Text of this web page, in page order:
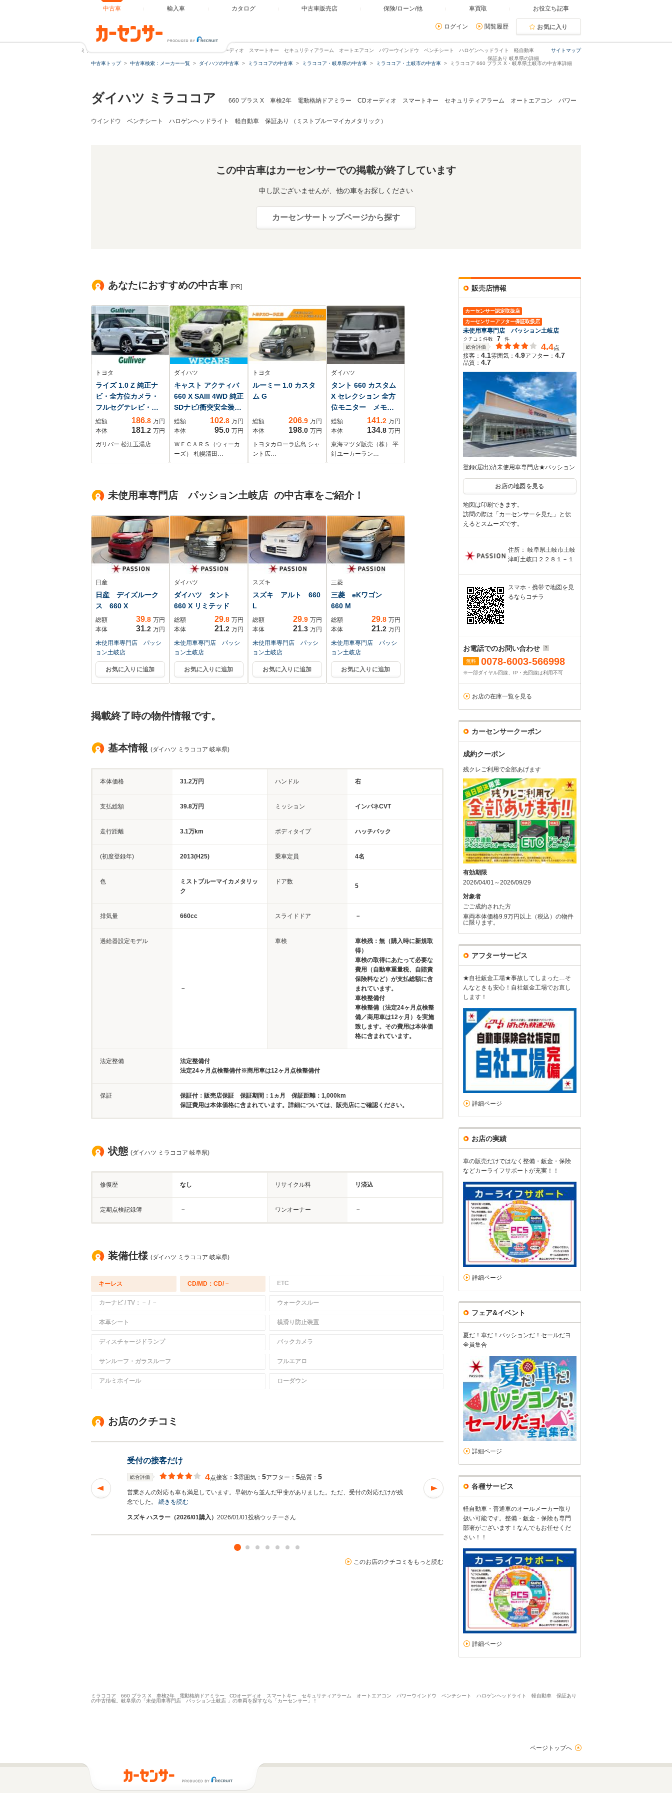
中古車 輸入車 カタログ 中古車販売店 保険/ローン/他 車買取 お役立ち記事
ログイン 閲覧履歴 お気に入り
サイトマップ
ミラココア 660 プラス X 車検2年 電動格納ドアミラー CDオーディオ スマートキー セキュリティアラーム オートエアコン パワーウインドウ ベンチシート ハロゲンヘッドライト 軽自動車
保証あり 岐阜県の詳細
中古車トップ
中古車検索：メーカー一覧 ダイハツの中古車 ミラココアの中古車 ミラココア・岐阜県の中古車 ミラココア・土岐市の中古車 ミラココア 660 プラス X・岐阜県土岐市の中古車詳細
ダイハツ ミラココア 660 プラス X 車検2年 電動格納ドアミラー CDオーディオ スマートキー セキュリティアラーム オートエアコン パワー
ウインドウ ベンチシート ハロゲンヘッドライト 軽自動車 保証あり （ミストブルーマイカメタリック）
この中古車はカーセンサーでの掲載が終了しています
申し訳ございませんが、他の車をお探しください
カーセンサートップページから探す
あなたにおすすめの中古車 [PR]
トヨタ
ライズ 1.0 Z 純正ナ
ビ・全方位カメラ・
フルセグテレビ・レ
ーダークルーズコン
トロール・レーンキ
ープアシスト・衝突
ナーセンサー・ドラ
ター・LEDヘッドラ
総額 186.8 万円
本体
181.2 万円
ガリバー 松江玉湯店
ダイハツ
キャスト アクティバ
660 X SAIII 4WD 純正
SDナビ/衝突安全装置/
車線逸脱防止支援シ
ステム/Bluetooth接
続/ETC/EBD付ABS/
横滑り防止装置/アイ
ドリングストップ/バ
運転席
総額 102.8 万円
本体
95.0 万円
ＷＥＣＡＲＳ（ウィーカ
ーズ） 札幌清田…
トヨタ
ルーミー 1.0 カスタ
ム G
総額 206.9 万円
本体
198.0 万円
トヨタカローラ広島 シャ
ント広…
ダイハツ
タント 660 カスタム
X セレクション 全方
位モニター メモリ
ーナビ
総額 141.2 万円
本体
134.8 万円
東海マツダ販売（株） 平
針ユーカーラン…
未使用車専門店 パッション土岐店 の中古車をご紹介！
日産
日産 デイズルーク
ス 660 X
総額 39.8 万円
本体
31.2 万円
未使用車専門店 パッシ
ョン土岐店
お気に入りに追加
ダイハツ
ダイハツ タント
660 X リミテッド
総額 29.8 万円
本体
21.2 万円
未使用車専門店 パッシ
ョン土岐店
お気に入りに追加
スズキ
スズキ アルト 660
L
総額 29.9 万円
本体
21.3 万円
未使用車専門店 パッシ
ョン土岐店
お気に入りに追加
三菱
三菱 eKワゴン
660 M
総額 29.8 万円
本体
21.2 万円
未使用車専門店 パッシ
ョン土岐店
お気に入りに追加
掲載終了時の物件情報です。
基本情報 (ダイハツ ミラココア 岐阜県)
本体価格 31.2万円 ハンドル 右
支払総額 39.8万円 ミッション インパネCVT
走行距離 3.1万km ボディタイプ ハッチバック
(初度登録年) 2013(H25) 乗車定員 4名
色
ミストブルーマイカメタリッ
ク
ドア数
5
排気量 660cc スライドドア －
過給器設定モデル
－
車検
車検残：無（購入時に新規取
得）
車検の取得にあたって必要な
費用（自動車重量税、自賠責
保険料など）が支払総額に含
まれています。
車検整備付
車検整備（法定24ヶ月点検整
備／商用車は12ヶ月）を実施
致します。その費用は本体価
格に含まれています。
法定整備
法定整備付
法定24ヶ月点検整備付※商用車は12ヶ月点検整備付
保証
保証付：販売店保証 保証期間：1ヵ月 保証距離：1,000km
保証費用は本体価格に含まれています。詳細については、販売店にご確認ください。
状態 (ダイハツ ミラココア 岐阜県)
修復歴 なし リサイクル料 リ済込
定期点検記録簿 － ワンオーナー －
装備仕様 (ダイハツ ミラココア 岐阜県)
キーレス CD/MD：CD/－ ETC
カーナビ / TV：－ / － ウォークスルー
本革シート 横滑り防止装置
ディスチャージドランプ バックカメラ
サンルーフ・ガラスルーフ フルエアロ
アルミホイール ローダウン
お店のクチコミ
受付の接客だけ
総合評価 4点接客： 3雰囲気： 5アフター： 5品質： 5
営業さんの対応も車も満足しています。早朝から並んだ甲斐がありました。ただ、受付の対応だけが残
念でした。 続きを読む
スズキ ハスラー（2026/01購入） 2026/01/01投稿ウッチーさん
総合評価 2点接客：
スズキ エブリイ（2025/09購入）2025/11/18投稿
このお店のクチコミをもっと読む
販売店情報
カーセンサー認定取扱店
カーセンサーアフター保証取扱店
未使用車専門店 パッション土岐店
クチコミ件数 7
件
総合評価
4.4点
接客： 4.1雰囲気： 4.9アフター： 4.7
品質： 4.7
登録(届出)済未使用車専門店★パッション
お店の地図を見る
地図は印刷できます。
訪問の際は「カーセンサーを見た」と伝
えるとスムーズです。
住所： 岐阜県土岐市土岐
津町土岐口２２８１－１
スマホ・携帯で地図を見
るならコチラ
お電話でのお問い合わせ
無料 0078-6003-566998
※一部ダイヤル回線、IP・光回線は利用不可
お店の在庫一覧を見る
カーセンサークーポン
成約クーポン
残クレご利用で全部あげます
有効期限
2026/04/01～2026/09/29
対象者
ごご成約された方
車両本体価格9.9万円以上（税込）の物件
に限ります。
アフターサービス
★自社鈑金工場★事故してしまった…そ
んなときも安心！自社鈑金工場でお直し
します！
詳細ページ
お店の実績
車の販売だけではなく整備・鈑金・保険
などカーライフサポートが充実！！
詳細ページ
フェア&イベント
夏だ！車だ！パッションだ！セールだヨ
全員集合
詳細ページ
各種サービス
軽自動車・普通車のオールメーカー取り
扱い可能です。整備・鈑金・保険も専門
部署がございます！なんでもお任せくだ
さい！！
詳細ページ
ミラココア 660 プラス X 車検2年 電動格納ドアミラー CDオーディオ スマートキー セキュリティアラーム オートエアコン パワーウインドウ ベンチシート ハロゲンヘッドライト 軽自動車 保証あり
の中古情報。岐阜県の「未使用車専門店 パッション土岐店 」の車両を探すなら「カーセンサー」！
ページトップへ